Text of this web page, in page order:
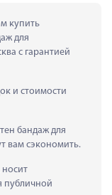
купить
для
с гарантией
и стоимости
бандаж для
вам сэкономить.
публичной